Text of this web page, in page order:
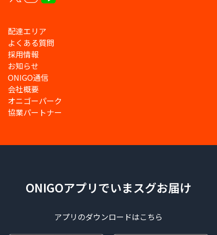
配達エリア
よくある質問
採用情報
お知らせ
ONIGO通信
会社概要
オニゴーパーク
協業パートナー
ONIGOアプリでいまスグお届け
アプリのダウンロードはこちら